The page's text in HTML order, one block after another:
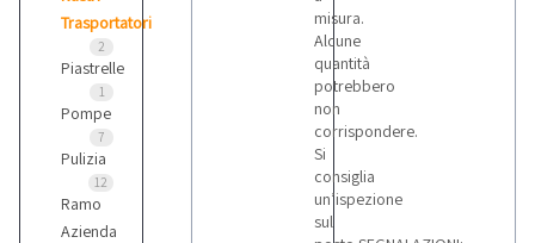
Trasportatori
2
Piastrelle
1
Pompe
7
Pulizia
12
Ramo
Azienda
misura.
Alcune
quantità
potrebbero
non
corrispondere.
Si
consiglia
un’ispezione
sul